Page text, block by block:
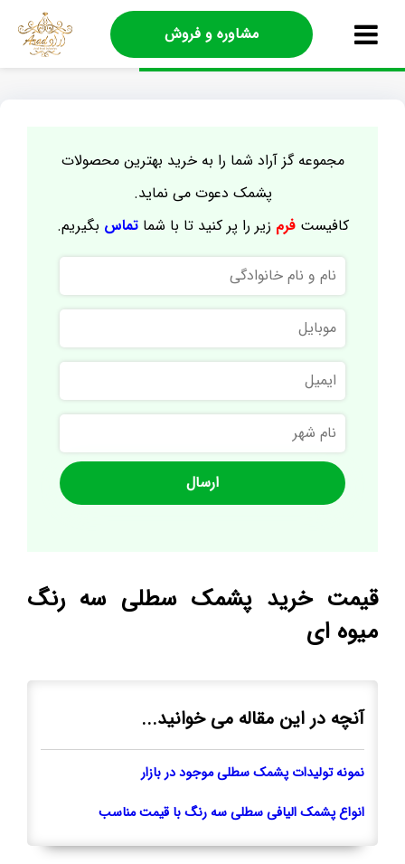
مشاوره و فروش
مجموعه گز آراد شما را به خرید بهترین محصولات
پشمک دعوت می نماید.
کافیستفرم زیر را پر کنید تا با شماتماس بگیریم.
نام
و
نام
خانوادگی
موبایل
ایمیل
نام
شهر
قیمت خرید پشمک سطلی سه رنگ
میوه ای
آنچه در این مقاله می خوانید...
نمونه تولیدات پشمک سطلی موجود در بازار
انواع پشمک الیافی سطلی سه رنگ با قیمت مناسب